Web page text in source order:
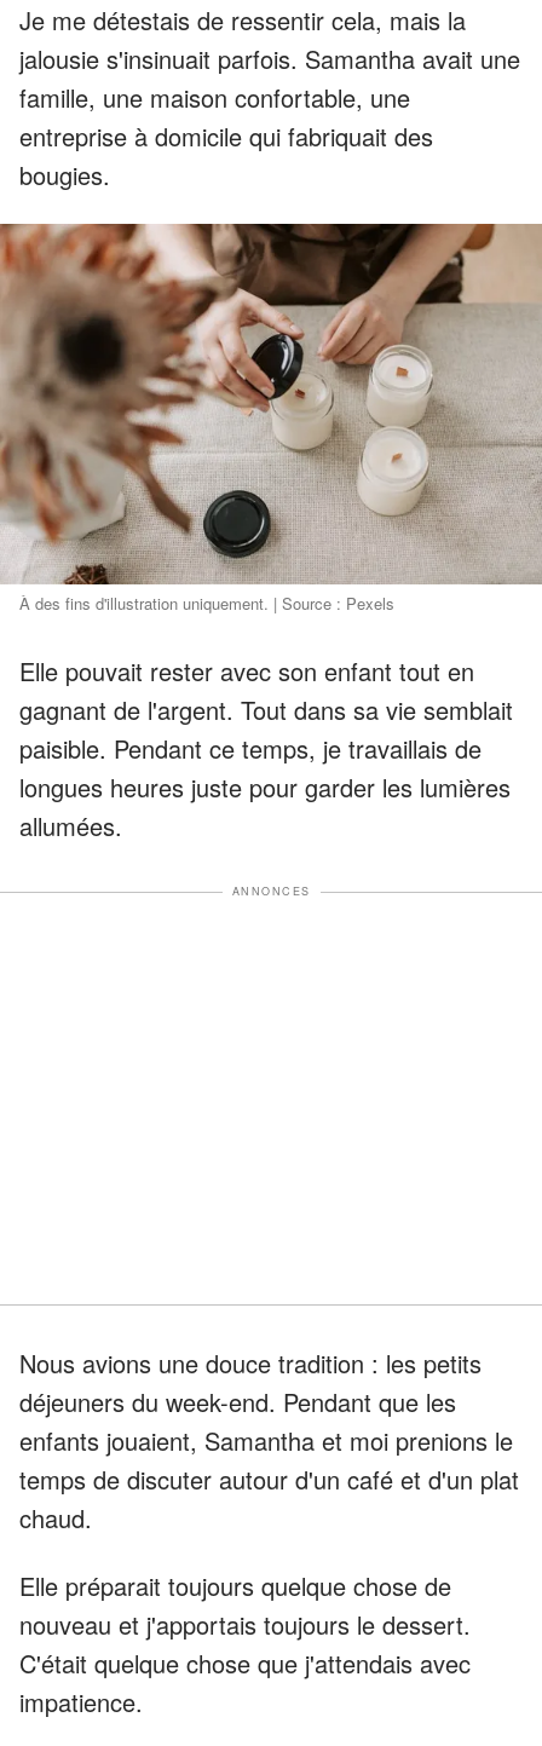
Je me détestais de ressentir cela, mais la
jalousie s'insinuait parfois. Samantha avait une
famille, une maison confortable, une
entreprise à domicile qui fabriquait des
bougies.
À des fins d'illustration uniquement. | Source : Pexels
Elle pouvait rester avec son enfant tout en
gagnant de l'argent. Tout dans sa vie semblait
paisible. Pendant ce temps, je travaillais de
longues heures juste pour garder les lumières
allumées.
ANNONCES
Nous avions une douce tradition : les petits
déjeuners du week-end. Pendant que les
enfants jouaient, Samantha et moi prenions le
temps de discuter autour d'un café et d'un plat
chaud.
Elle préparait toujours quelque chose de
nouveau et j'apportais toujours le dessert.
C'était quelque chose que j'attendais avec
impatience.